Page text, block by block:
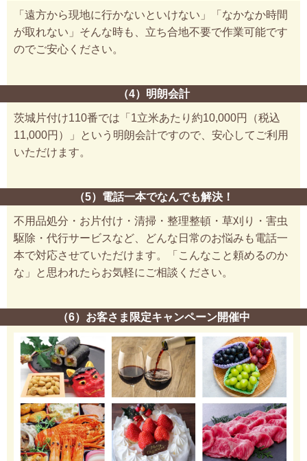
「遠方から現地に行かないといけない」「なかなか時間
が取れない」そんな時も、立ち合地不要で作業可能です
のでご安心ください。
（4）明朗会計
茨城片付け110番では「1立米あたり約10,000円（税込
11,000円）」という明朗会計ですので、安心してご利用
いただけます。
（5）電話一本でなんでも解決！
不用品処分・お片付け・清掃・整理整頓・草刈り・害虫
駆除・代行サービスなど、どんな日常のお悩みも電話一
本で対応させていただけます。「こんなこと頼めるのか
な」と思われたらお気軽にご相談ください。
（6）お客さま限定キャンペーン開催中